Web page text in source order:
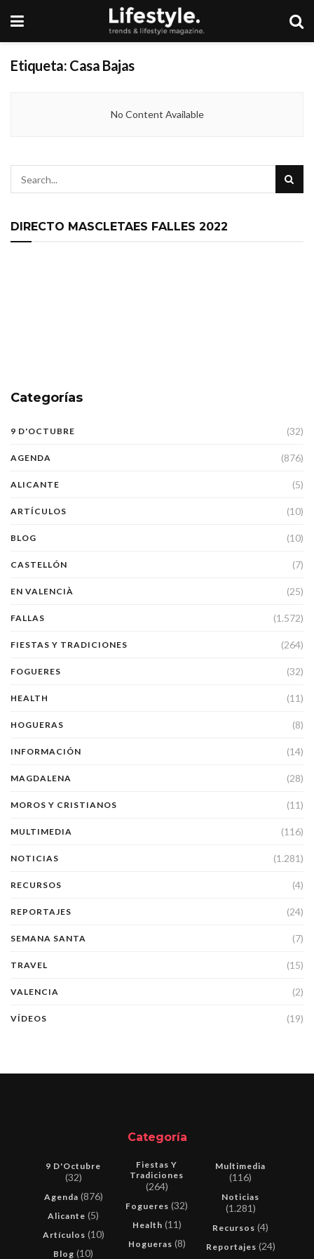
Etiqueta: Casa Bajas
No Content Available
DIRECTO MASCLETAES FALLES 2022
Categorías
9 D'OCTUBRE (32)
AGENDA (876)
ALICANTE (5)
ARTÍCULOS (10)
BLOG (10)
CASTELLÓN (7)
EN VALENCIÀ (25)
FALLAS (1.572)
FIESTAS Y TRADICIONES (264)
FOGUERES (32)
HEALTH (11)
HOGUERAS (8)
INFORMACIÓN (14)
MAGDALENA (28)
MOROS Y CRISTIANOS (11)
MULTIMEDIA (116)
NOTICIAS (1.281)
RECURSOS (4)
REPORTAJES (24)
SEMANA SANTA (7)
TRAVEL (15)
VALENCIA (2)
VÍDEOS (19)
Categoría
9 D'Octubre
(32)
Agenda (876)
Alicante (5)
Artículos (10)
Blog (10)
Fiestas Y
Tradiciones
(264)
Fogueres (32)
Health (11)
Hogueras (8)
Multimedia
(116)
Noticias
(1.281)
Recursos (4)
Reportajes (24)